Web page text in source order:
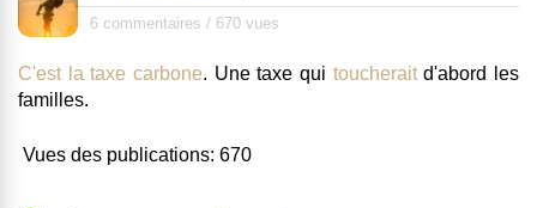
6 commentaires / 670 vues
C'est la taxe carbone. Une taxe qui toucheraitd'abord les
familles.
Vues des publications: 670